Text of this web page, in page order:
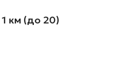
км (до 20)